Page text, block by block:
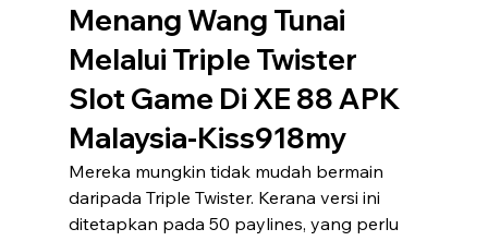
Menang Wang Tunai
Melalui Triple Twister
Slot Game Di XE 88 APK
Malaysia-Kiss918my
Mereka mungkin tidak mudah bermain
daripada Triple Twister. Kerana versi ini
ditetapkan pada 50 paylines, yang perlu